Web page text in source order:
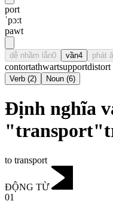
port
ˈpɔ:t
pawt
dễ nhầm lẫn0 vần4 phát
contortathwartsupportdistort
Verb (2) Noun (6)
Định nghĩa
to transport
ĐỘNG TỪ
01